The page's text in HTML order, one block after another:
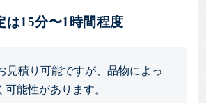
は15分〜1時間程度
見積り可能ですが、品物によっ
能性があります。